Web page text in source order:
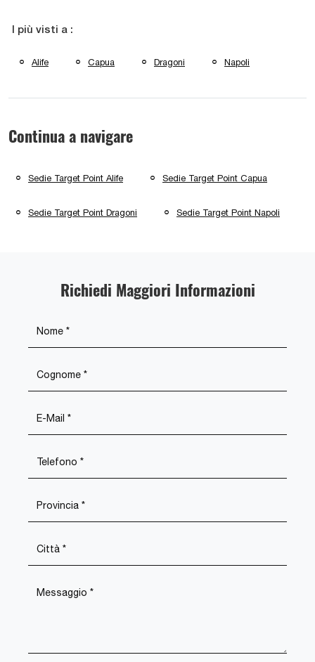
I più visti a :
Alife Capua Dragoni Napoli
Continua a navigare
Sedie Target Point Alife Sedie Target Point Capua
Sedie Target Point Dragoni Sedie Target Point Napoli
Richiedi Maggiori Informazioni